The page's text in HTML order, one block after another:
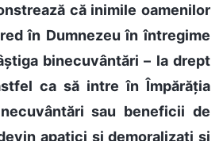
că inimile oamenilor
în Dumnezeu în întregime
binecuvântări – la drept
ca să intre în Împărăția
sau beneficii de
apatici și demoralizați și